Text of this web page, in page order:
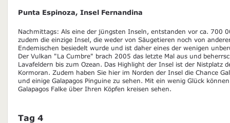
Punta Espinoza, Insel Fernandina
Nachmittags: Als eine der jüngsten Inseln, entstanden vor ca. 700
zudem die einzige Insel, die weder von Säugetieren noch von
Endemischen besiedelt wurde und ist daher eines der wenigen
Der Vulkan "La Cumbre" brach 2005 das letzte Mal aus und
Lavafeldern bis zum Ozean. Das Highlight der Insel ist der Nistplatz
Kormoran. Zudem haben Sie hier im Norden der Insel die Chance
und einige Galapagos Pinguine zu sehen. Mit ein wenig Glück
Galapagos Falke über Ihren Köpfen kreisen sehen.
Tag 4